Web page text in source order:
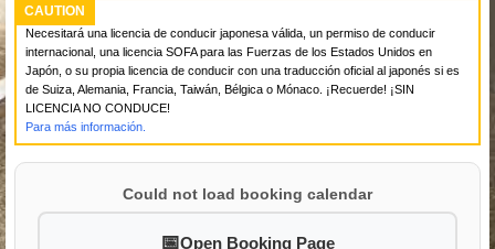
CAUTION
Necesitará una licencia de conducir japonesa válida, un permiso de conducir
internacional, una licencia SOFA para las Fuerzas de los Estados Unidos en
Japón, o su propia licencia de conducir con una traducción oficial al japonés si es
de Suiza, Alemania, Francia, Taiwán, Bélgica o Mónaco. ¡Recuerde! ¡SIN
LICENCIA NO CONDUCE!
Para más información.
Could not load booking calendar
Open Booking Page